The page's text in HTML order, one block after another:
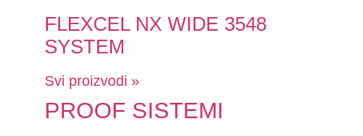
FLEXCEL NX WIDE 3548
SYSTEM
Svi proizvodi »
PROOF SISTEMI